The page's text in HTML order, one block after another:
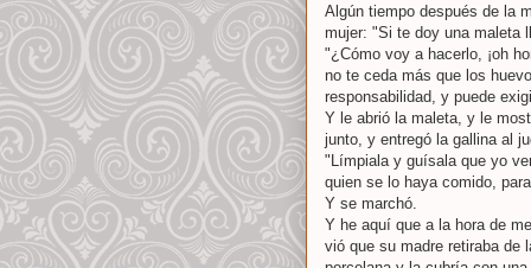
Algún tiempo después de la
mujer: "Si te doy una maleta
"¿Cómo voy a hacerlo, ¡oh
no te ceda más que los
responsabilidad, y puede
Y le abrió la maleta, y le
junto, y entregó la gallina al
"Límpiala y guísala que yo
quien se lo haya comido,
Y se marchó.
Y he aquí que a la hora de
vió que su madre retiraba de